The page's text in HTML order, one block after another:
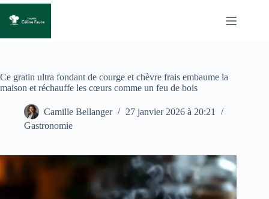
Passer
contenu
Ce gratin ultra fondant de courge et chèvre frais embaume la
maison et réchauffe les cœurs comme un feu de bois
Camille Bellanger
27 janvier 2026 à 20:21
Gastronomie